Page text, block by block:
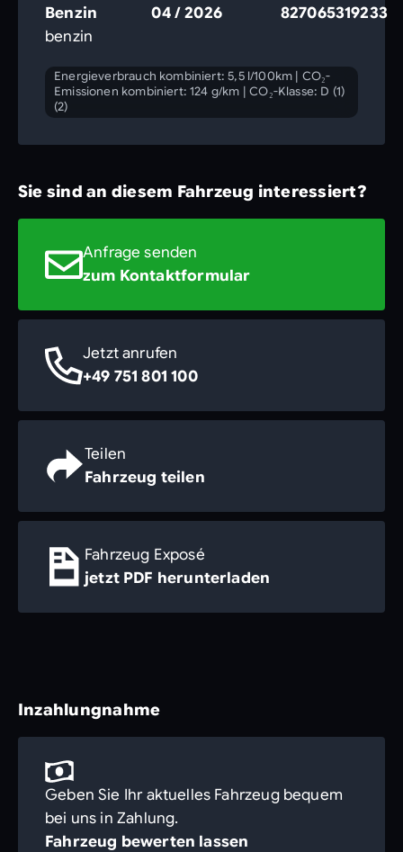
Benzin
04 / 2026
827065319233
benzin
Energieverbrauch kombiniert: 5,5 l/100km | CO₂-
Emissionen kombiniert: 124 g/km |CO₂-Klasse: D (1)
(2)
Sie sind an diesem Fahrzeug interessiert?
Anfrage senden
zum Kontaktformular
Jetzt anrufen
+49 751 801 100
Teilen
Fahrzeug teilen
Fahrzeug Exposé
jetzt PDF herunterladen
Inzahlungnahme
Geben Sie Ihr aktuelles Fahrzeug bequem
bei uns in Zahlung.
Fahrzeug bewerten lassen